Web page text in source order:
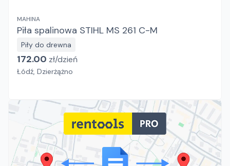
MAHINA
Piła spalinowa STIHL MS 261 C-M
Piły do drewna
172.00 zł/dzień
Łódź, Dzierżążno